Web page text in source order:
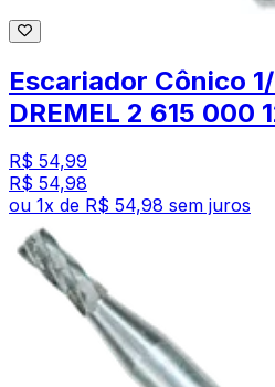
Escariador Cônico
DREMEL 2 615 000
R$ 54,99
R$ 54,98
ou 1x de R$ 54,98 sem juros